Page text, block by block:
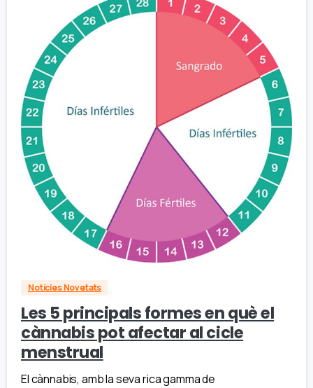
Notícies Novetats
Les 5 principals formes en què el
cànnabis pot afectar al cicle
menstrual
El cànnabis, amb la seva rica gamma de